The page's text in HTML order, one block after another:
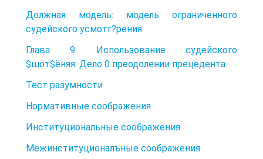
Должная модель: модель ограниченного
судейского усмотг?рения
Глава 9. Использование судейского
$шот$ёняя: Дело 0 преодолении прецедента
Тест разумности
Нормативные соображения
Институциональные соображения
Межинституционалъные соображения